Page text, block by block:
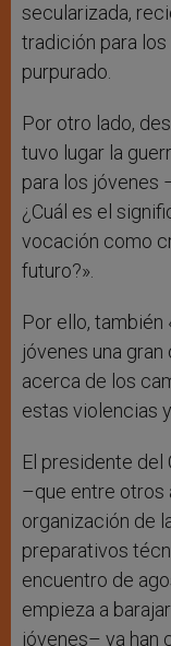
secularizada,
tradición para
purpurado.
Por otro lado,
tuvo lugar la
para los jóvenes
¿Cuál es el
vocación como
futuro?».
Por ello, también
jóvenes una
acerca de los
estas violencias
El presidente
–que entre otros
organización de
preparativos
encuentro de
empieza a
jóvenes– ya han